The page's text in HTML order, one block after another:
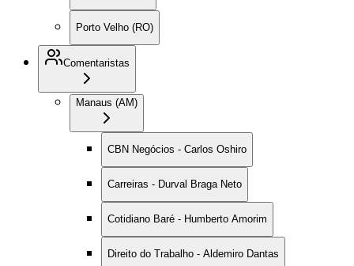
Porto Velho (RO)
Comentaristas
Manaus (AM)
CBN Negócios - Carlos Oshiro
Carreiras - Durval Braga Neto
Cotidiano Baré - Humberto Amorim
Direito do Trabalho - Aldemiro Dantas